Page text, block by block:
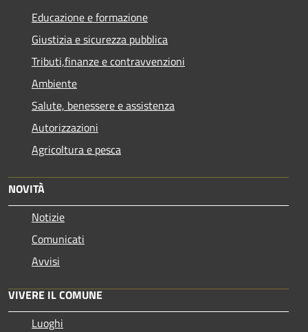
Educazione e formazione
Giustizia e sicurezza pubblica
Tributi,finanze e contravvenzioni
Ambiente
Salute, benessere e assistenza
Autorizzazioni
Agricoltura e pesca
NOVITÀ
Notizie
Comunicati
Avvisi
VIVERE IL COMUNE
Luoghi